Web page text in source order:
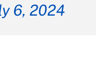
6, 2024